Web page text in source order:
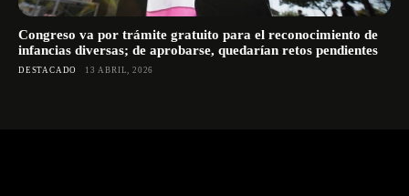
Congreso va por trámite gratuito para el reconocimiento de
infancias diversas; de aprobarse, quedarían retos pendientes
DESTACADO 13 ABRIL, 2026